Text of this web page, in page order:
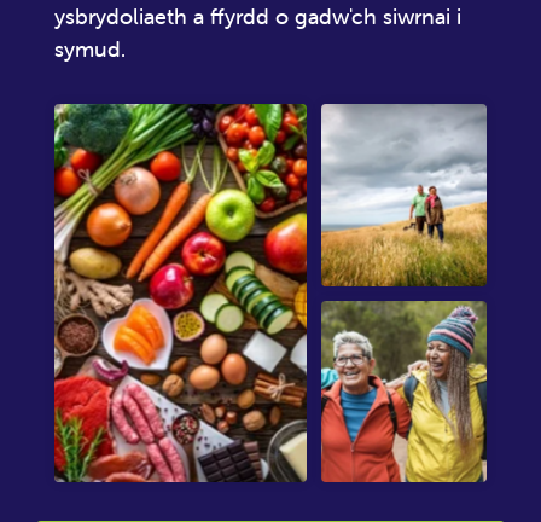
ysbrydoliaeth a ffyrdd o gadw'ch siwrnai i
symud.